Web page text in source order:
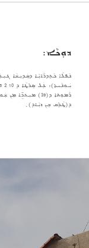
ܕܘܼܟܵܐ:
ܢܵܦܠܵܐ ܟܵܬܸܕܪܵܐܝܼܵܐ ܕܩܲܕܝܼܫܵܐ
ܪܵܡܘܼܬܐ ܕ(39)
ܕ(ܛܵܪܹܩ ܒܸܢ ܙܝܼܵܐܕ) ݂